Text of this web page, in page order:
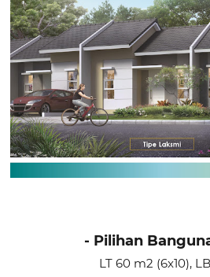
- Pilihan
LT 60 m2 (6x10),